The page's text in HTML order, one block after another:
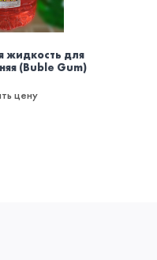
для
(Buble Gum)
цену